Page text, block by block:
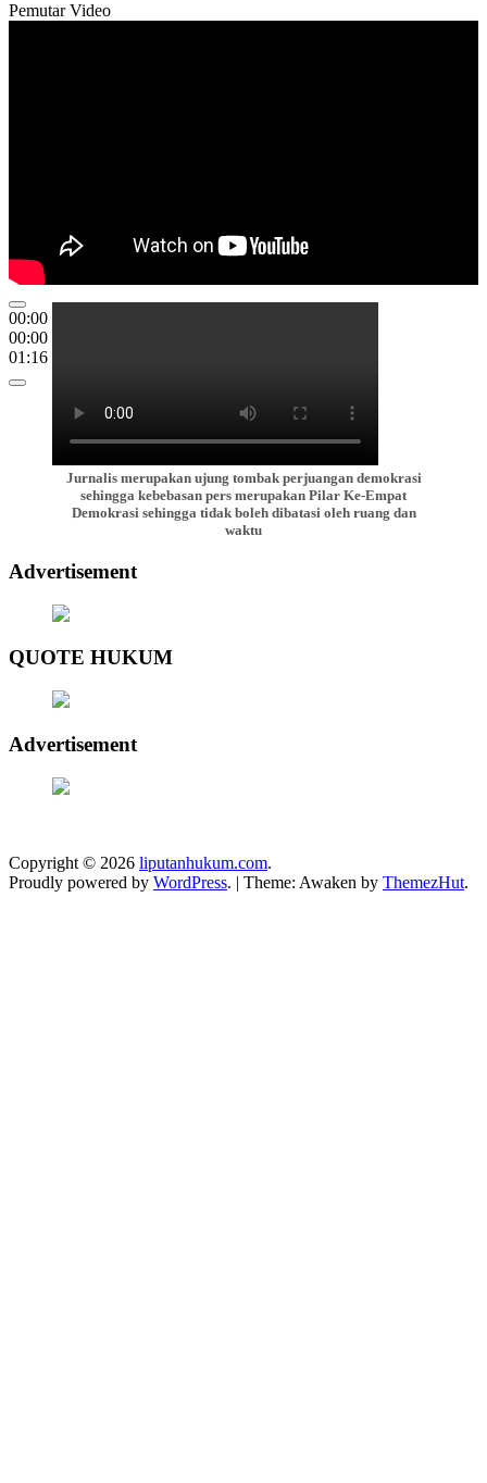
Pemutar Video
00:00
00:00
01:16
Jurnalis merupakan ujung tombak perjuangan demokrasi
sehingga kebebasan pers merupakan Pilar Ke-Empat
Demokrasi sehingga tidak boleh dibatasi oleh ruang dan
waktu
Advertisement
QUOTE HUKUM
Advertisement
Copyright © 2026 liputanhukum.com.
Proudly powered by WordPress. | Theme: Awaken by ThemezHut.